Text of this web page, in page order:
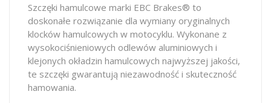
Szczęki hamulcowe marki EBC Brakes® to
doskonałe rozwiązanie dla wymiany oryginalnych
klocków hamulcowych w motocyklu. Wykonane z
wysokociśnieniowych odlewów aluminiowych i
klejonych okładzin hamulcowych najwyższej jakości,
te szczęki gwarantują niezawodność i skuteczność
hamowania.